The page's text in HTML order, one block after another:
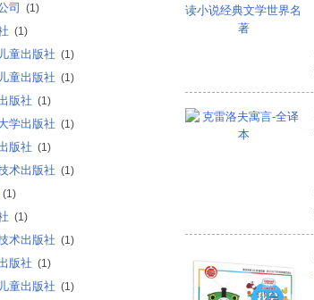
司 (1)
(1)
童出版社 (1)
童出版社 (1)
版社 (1)
学出版社 (1)
版社 (1)
术出版社 (1)
(1)
(1)
术出版社 (1)
版社 (1)
童出版社 (1)